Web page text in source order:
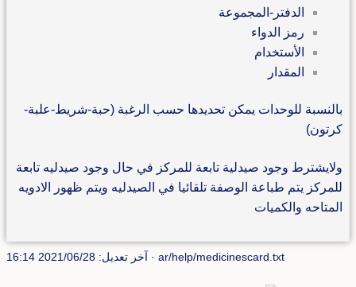
الدفتر-المجموعة
رمز الدواء
الأستخدام
المقدار
بالنسبة للوحدات يمكن تحديدها حسب الرغبة (حبة-شريط-علبة-
كرتون)
ولايشترط وجود صيدلية تابعة للمركز في حال وجود صيدليه تابعة
للمركز يتم طباعة الوصفة تلقائيا في الصيدليه ويتم ظهور الادويه
المتاحه والكميات
ar/help/medicinescard.txt · آخر تعديل: 2021/06/28 16:14